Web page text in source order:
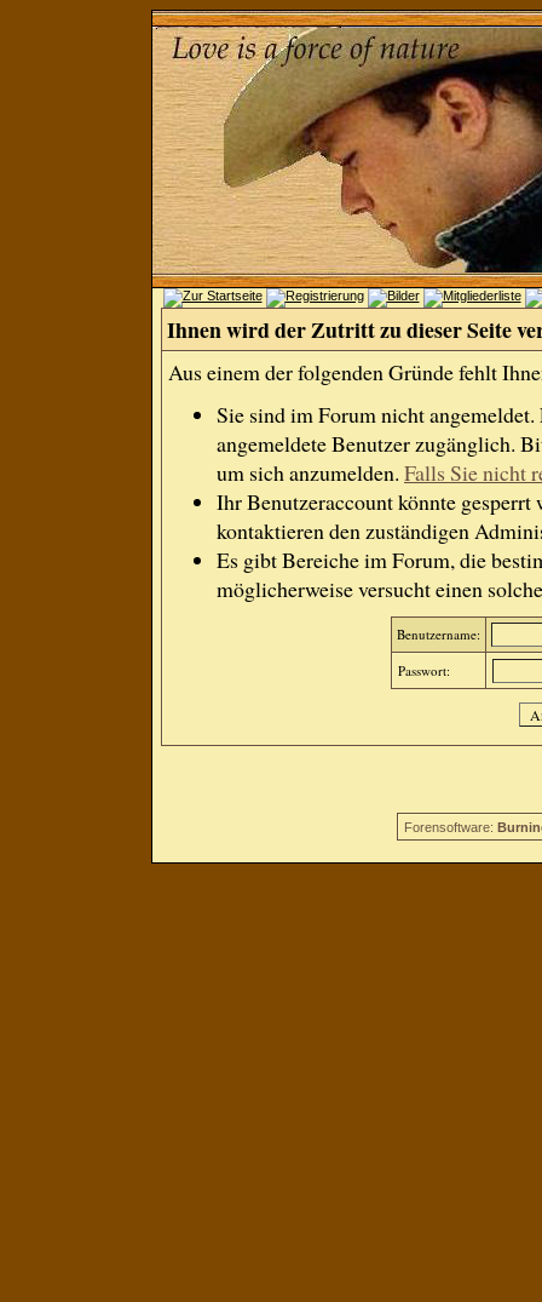
Ihnen wird der Zutritt zu dieser Seite
Aus einem der folgenden Gründe fehlt
Sie sind im Forum nicht
angemeldete Benutzer zugänglich.
um sich anzumelden. Falls Sie nicht
Ihr Benutzeraccount könnte gesperrt
kontaktieren den zuständigen
Es gibt Bereiche im Forum, die
möglicherweise versucht einen
Benutzername:
Passwort:
Forensoftware: